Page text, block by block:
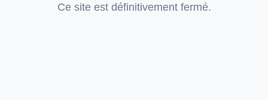
Ce site est définitivement fermé.